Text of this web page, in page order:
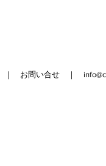
｜ お問い合せ ｜